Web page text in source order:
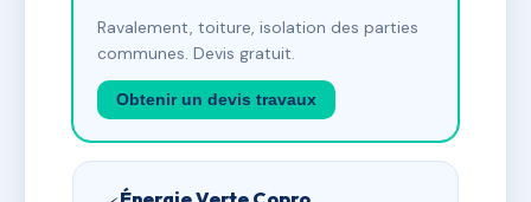
Ravalement, toiture, isolation des parties
communes. Devis gratuit.
Obtenir un devis travaux